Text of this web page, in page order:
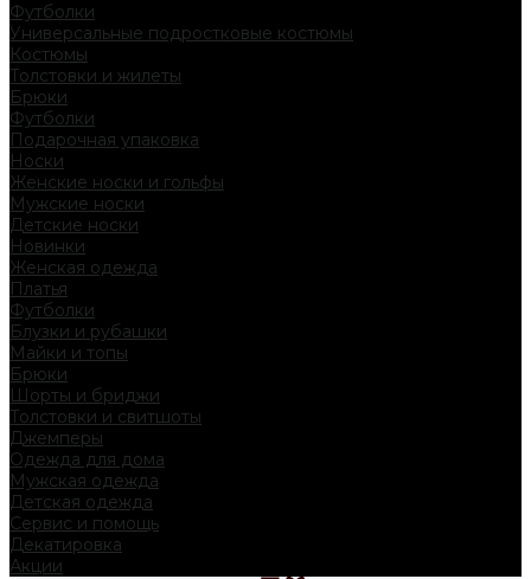
Футболки
Универсальные подростковые костюмы
Костюмы
Толстовки и жилеты
Брюки
Футболки
Подарочная упаковка
Носки
Женские носки и гольфы
Мужские носки
Детские носки
Новинки
Женская одежда
Платья
Футболки
Блузки и рубашки
Майки и топы
Брюки
Шорты и бриджи
Толстовки и свитшоты
Джемперы
Одежда для дома
Мужская одежда
Детская одежда
Сервис и помощь
Декатировка
Акции